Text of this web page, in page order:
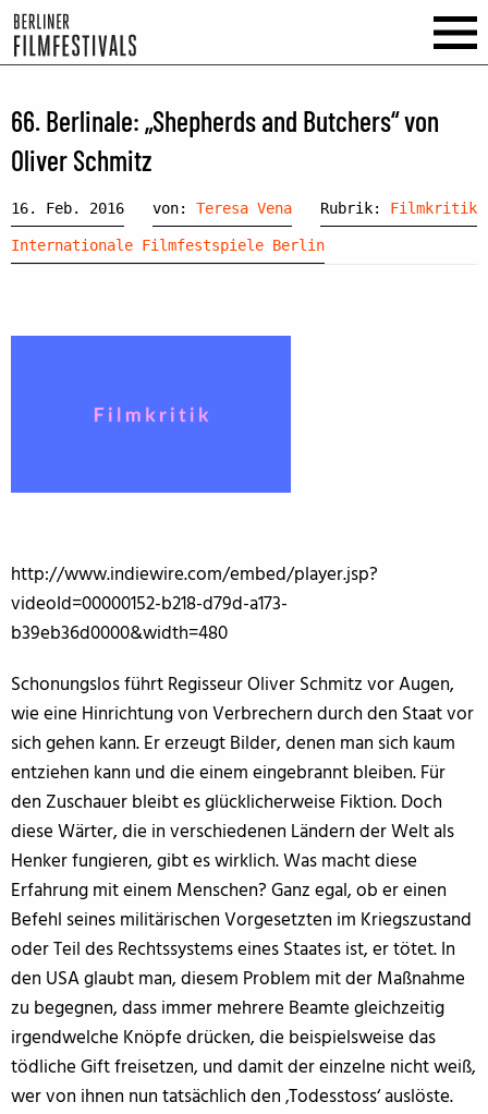
66. Berlinale: „Shepherds and Butchers“ von
Oliver Schmitz
16. Feb. 2016 von: Teresa Vena Rubrik: Filmkritik
Internationale Filmfestspiele Berlin
http://www.indiewire.com/embed/player.jsp?
videoId=00000152-b218-d79d-a173-
b39eb36d0000&width=480
Schonungslos führt Regisseur Oliver Schmitz vor Augen,
wie eine Hinrichtung von Verbrechern durch den Staat vor
sich gehen kann. Er erzeugt Bilder, denen man sich kaum
entziehen kann und die einem eingebrannt bleiben. Für
den Zuschauer bleibt es glücklicherweise Fiktion. Doch
diese Wärter, die in verschiedenen Ländern der Welt als
Henker fungieren, gibt es wirklich. Was macht diese
Erfahrung mit einem Menschen? Ganz egal, ob er einen
Befehl seines militärischen Vorgesetzten im Kriegszustand
oder Teil des Rechtssystems eines Staates ist, er tötet. In
den USA glaubt man, diesem Problem mit der Maßnahme
zu begegnen, dass immer mehrere Beamte gleichzeitig
irgendwelche Knöpfe drücken, die beispielsweise das
tödliche Gift freisetzen, und damit der einzelne nicht weiß,
wer von ihnen nun tatsächlich den ‚Todesstoss‘ auslöste.